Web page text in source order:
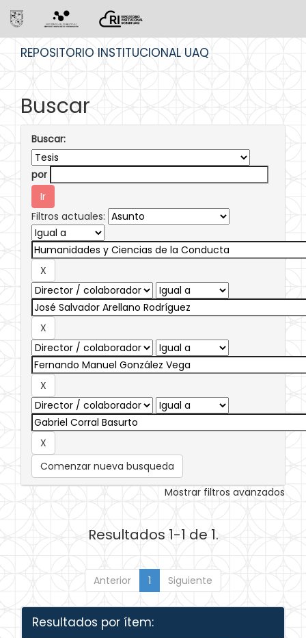
REPOSITORIO INSTITUCIONAL UAQ
Buscar
Buscar:
por
Filtros actuales:
Comenzar nueva busqueda
Mostrar filtros avanzados
Resultados 1-1 de 1.
Anterior 1 Siguiente
Resultados por ítem: